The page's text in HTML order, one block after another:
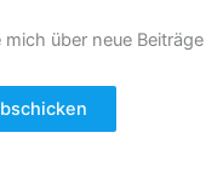
über neue